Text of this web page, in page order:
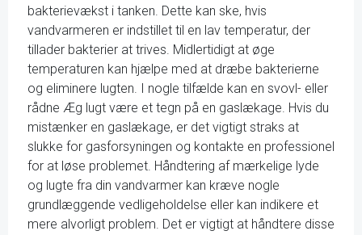
bakterievækst i tanken. Dette kan ske, hvis
vandvarmeren er indstillet til en lav temperatur, der
tillader bakterier at trives. Midlertidigt at øge
temperaturen kan hjælpe med at dræbe bakterierne
og eliminere lugten. I nogle tilfælde kan en svovl- eller
rådne Æg lugt være et tegn på en gaslækage. Hvis du
mistænker en gaslækage, er det vigtigt straks at
slukke for gasforsyningen og kontakte en professionel
for at løse problemet. Håndtering af mærkelige lyde
og lugte fra din vandvarmer kan kræve nogle
grundlæggende vedligeholdelse eller kan indikere et
mere alvorligt problem. Det er vigtigt at håndtere disse